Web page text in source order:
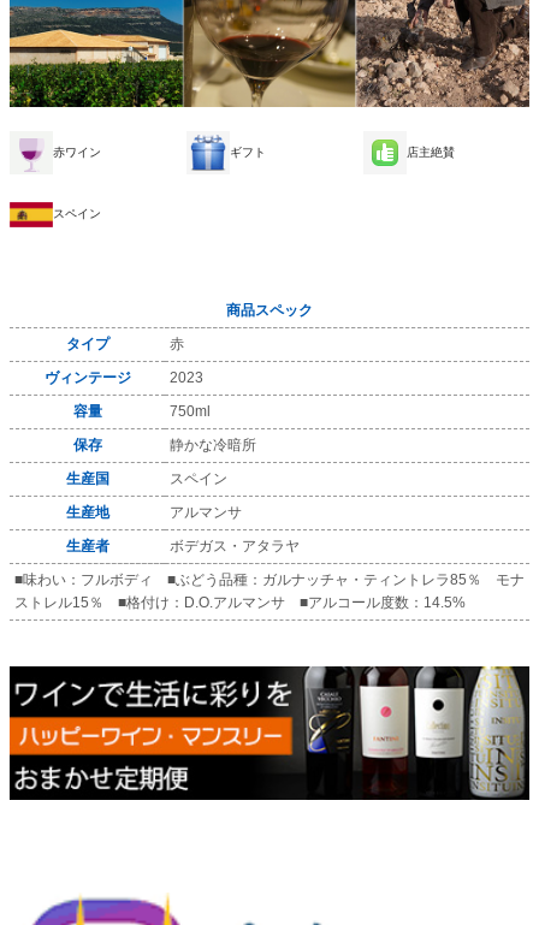
赤ワイン ギフト 店主絶賛
スペイン
商品スペック
タイプ
赤
ヴィンテージ
2023
容量
750ml
保存
静かな冷暗所
生産国
スペイン
生産地
アルマンサ
生産者
ボデガス・アタラヤ
■味わい：フルボディ ■ぶどう品種：ガルナッチャ・ティントレラ85％ モナ
ストレル15％ ■格付け：D.O.アルマンサ ■アルコール度数：14.5%